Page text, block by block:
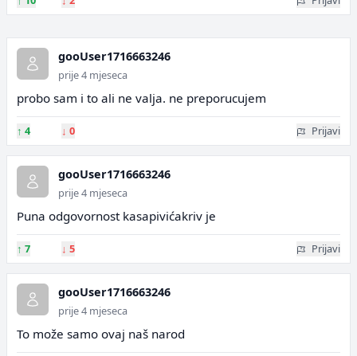
gooUser1716663246
prije 4 mjeseca
probo sam i to ali ne valja. ne preporucujem
↑ 4 ↓ 0 Prijavi
gooUser1716663246
prije 4 mjeseca
Puna odgovornost kasapivićakriv je
↑ 7 ↓ 5 Prijavi
gooUser1716663246
prije 4 mjeseca
To može samo ovaj naš narod